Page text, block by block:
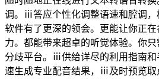
调。ⅲ答应个性化调整语速和腔调，
软件有了更深的领会。更能让你正
力。都能带来超卓的听觉体验。你
分歧平台。ⅲ供给详尽的利用指南
速生成专业配音结果，ⅲ及时预览取